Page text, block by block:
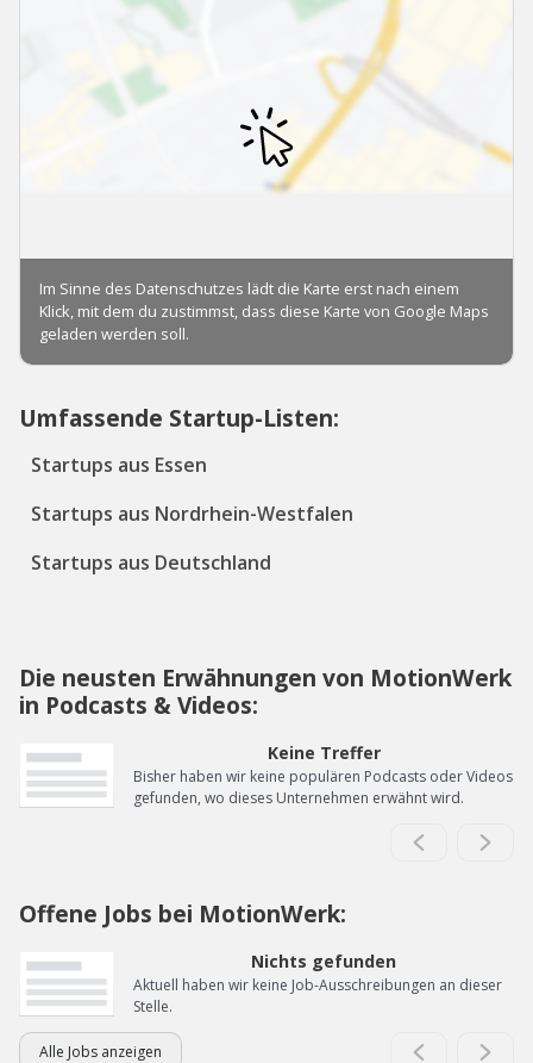
Umfassende Startup-Listen:
Startups aus Essen
Startups aus Nordrhein-Westfalen
Startups aus Deutschland
Die neusten Erwähnungen von MotionWerk
in Podcasts & Videos:
Keine Treffer
Bisher haben wir keine populären Podcasts oder Videos
gefunden, wo dieses Unternehmen erwähnt wird.
Offene Jobs bei MotionWerk:
Nichts gefunden
Aktuell haben wir keine Job-Ausschreibungen an dieser
Stelle.
Alle Jobs anzeigen